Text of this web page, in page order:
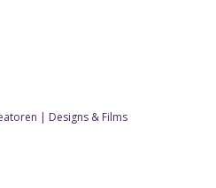
| Designs & Films